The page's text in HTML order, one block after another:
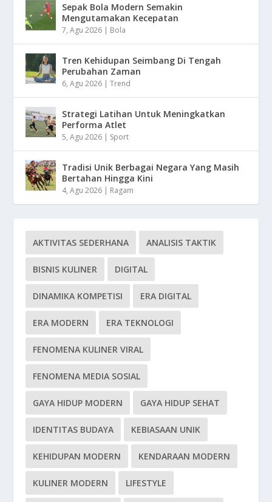
Sepak Bola Modern Semakin
Mengutamakan Kecepatan
7, Agu 2026 | Bola
Tren Kehidupan Seimbang Di Tengah
Perubahan Zaman
6, Agu 2026 |Trend
Strategi Latihan Untuk Meningkatkan
Performa Atlet
5, Agu 2026 | Sport
Tradisi Unik Berbagai Negara Yang Masih
Bertahan Hingga Kini
4, Agu 2026 | Ragam
AKTIVITAS SEDERHANA ANALISIS TAKTIK
BISNIS KULINER DIGITAL
DINAMIKA KOMPETISI ERA DIGITAL
ERA MODERN ERA TEKNOLOGI
FENOMENA KULINER VIRAL
FENOMENA MEDIA SOSIAL
GAYA HIDUP MODERN GAYA HIDUP SEHAT
IDENTITAS BUDAYA KEBIASAAN UNIK
KEHIDUPAN MODERN KENDARAAN MODERN
KULINER MODERN LIFESTYLE